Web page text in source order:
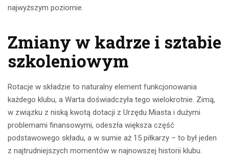
najwyższym poziomie.
Zmiany w kadrze i sztabie
szkoleniowym
Rotacje w składzie to naturalny element funkcjonowania
każdego klubu, a Warta doświadczyła tego wielokrotnie. Zimą,
w związku z niską kwotą dotacji z Urzędu Miasta i dużymi
problemami finansowymi, odeszła większa część
podstawowego składu, a w sumie aż 15 piłkarzy – to był jeden
z najtrudniejszych momentów w najnowszej historii klubu.